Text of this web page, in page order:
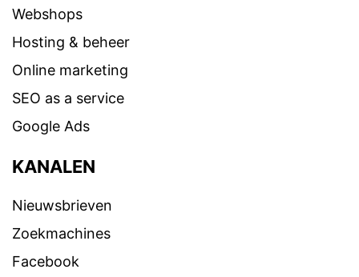
Webshops
Hosting & beheer
Online marketing
SEO as a service
Google Ads
KANALEN
Nieuwsbrieven
Zoekmachines
Facebook